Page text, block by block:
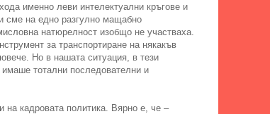
именно леви интелектуални кръгове и
сме на едно разгулно мащабно
натюрелност изобщо не участваха.
за транспортиране на някакъв
Но в нашата ситуация, в тези
тотални последователни и
на кадровата политика. Вярно е, че –